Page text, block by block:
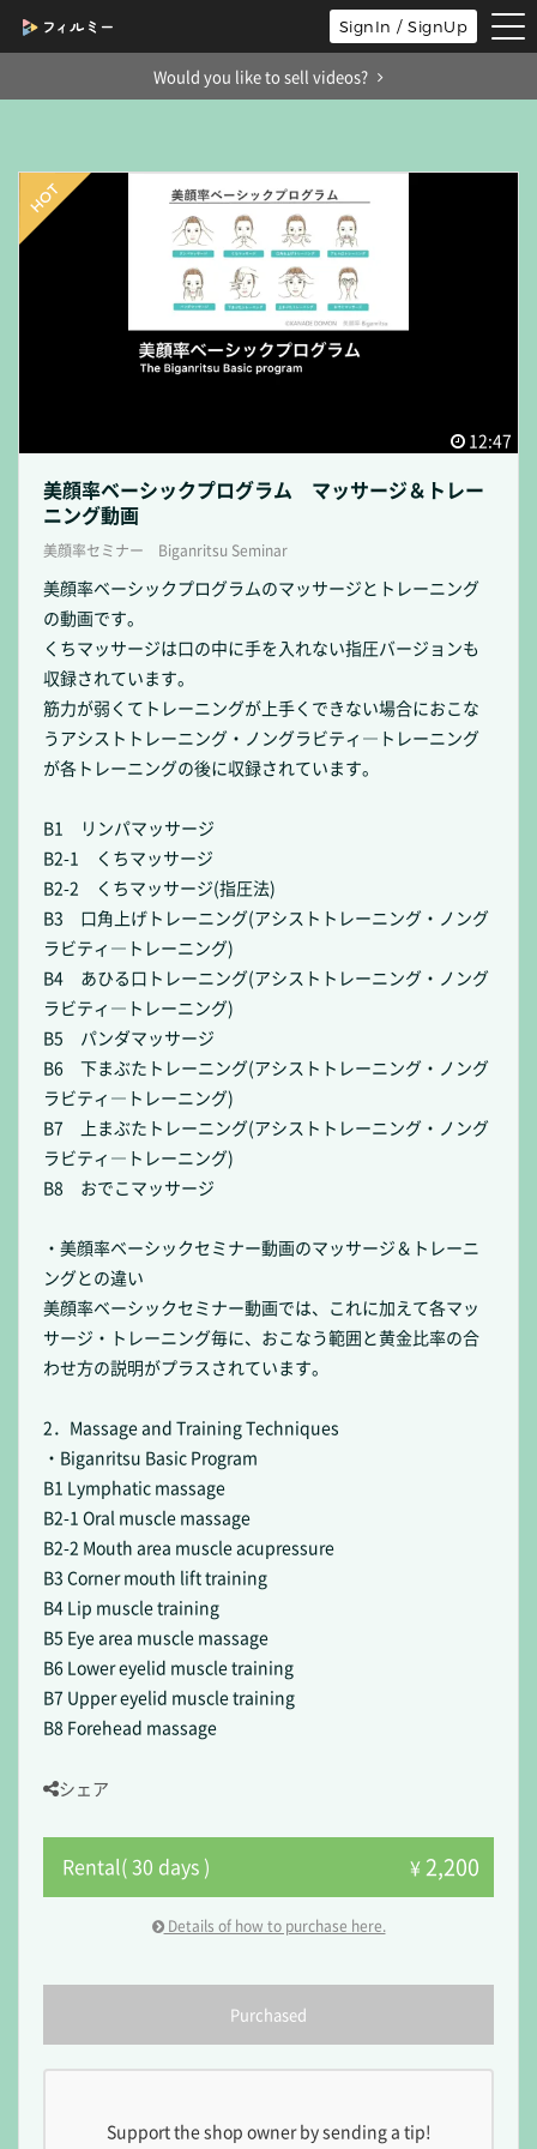
SignIn / SignUp
Would you like to sell videos?
12:47
美顔率ベーシックプログラム マッサージ＆トレー
ニング動画
美顔率セミナー Biganritsu Seminar
美顔率ベーシックプログラムのマッサージとトレーニング
の動画です。
くちマッサージは口の中に手を入れない指圧バージョンも
収録されています。
筋力が弱くてトレーニングが上手くできない場合におこな
うアシストトレーニング・ノングラビティ―トレーニング
が各トレーニングの後に収録されています。
B1 リンパマッサージ
B2-1 くちマッサージ
B2-2 くちマッサージ(指圧法)
B3 口角上げトレーニング(アシストトレーニング・ノング
ラビティ―トレーニング)
B4 あひる口トレーニング(アシストトレーニング・ノング
ラビティ―トレーニング)
B5 パンダマッサージ
B6 下まぶたトレーニング(アシストトレーニング・ノング
ラビティ―トレーニング)
B7 上まぶたトレーニング(アシストトレーニング・ノング
ラビティ―トレーニング)
B8 おでこマッサージ
・美顔率ベーシックセミナー動画のマッサージ＆トレーニ
ングとの違い
美顔率ベーシックセミナー動画では、これに加えて各マッ
サージ・トレーニング毎に、おこなう範囲と黄金比率の合
わせ方の説明がプラスされています。
2．Massage and Training Techniques
・Biganritsu Basic Program
B1 Lymphatic massage
B2-1 Oral muscle massage
B2-2 Mouth area muscle acupressure
B3 Corner mouth lift training
B4 Lip muscle training
B5 Eye area muscle massage
B6 Lower eyelid muscle training
B7 Upper eyelid muscle training
B8 Forehead massage
シェア
Rental( 30 days ) ¥2,200
Details of how to purchase here.
Purchased
Support the shop owner by sending a tip!